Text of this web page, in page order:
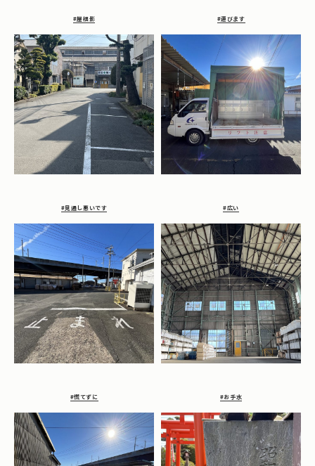
#屋根影 #運びます
#見通し悪いです #広い
#慌てずに #お手水